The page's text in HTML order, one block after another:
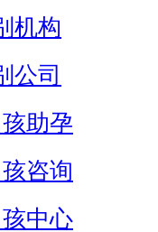
机构
公司
助孕
咨询
中心